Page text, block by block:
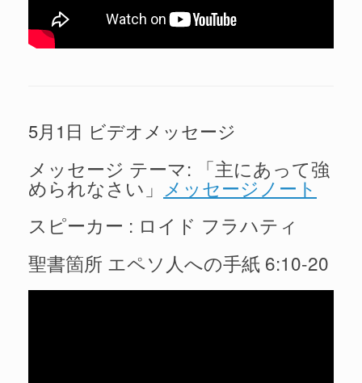
5月1日 ビデオメッセージ
メッセージ テーマ: 「主にあって強
められなさい」 メッセージノート
スピーカー : ロイド フラハティ
聖書箇所 エペソ人への手紙 6:10-20